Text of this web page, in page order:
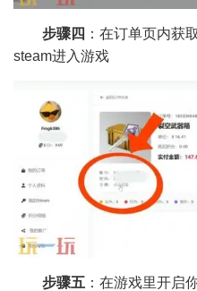
步骤四 ：在订单页内获
steam进入游戏
步骤五 ：在游戏里开启